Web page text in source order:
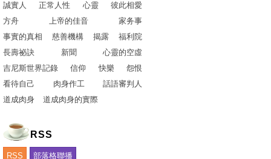
誠實人
正常人性 心靈
彼此相愛
方舟
上帝的佳音
家务事
事實的真相
慈善機構 揭露
福利院
長壽祕訣
新聞
心靈的空虛
吉尼斯世界記錄
信仰 快樂
怨恨
看待自己
肉身作工
話語審判人
道成肉身
道成肉身的實際
RSS
RSS 部落格聯播